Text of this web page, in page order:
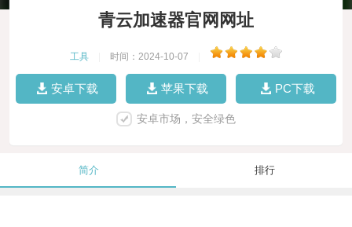
青云加速器官网网址
工具 时间：2024-10-07
安卓下载 苹果下载 PC下载
安卓市场，安全绿色
简介 排行